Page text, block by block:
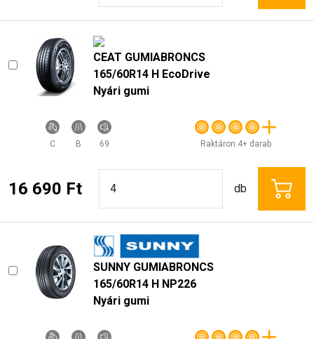
CEAT GUMIABRONCS
165/60R14 H EcoDrive
Nyári gumi
C B 69 Raktáron 4+ darab
16 690 Ft db
SUNNY GUMIABRONCS
165/60R14 H NP226
Nyári gumi